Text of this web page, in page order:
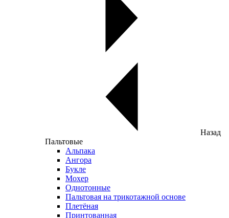
Назад
Пальтовые
Альпака
Ангора
Букле
Мохер
Однотонные
Пальтовая на трикотажной основе
Плетёная
Принтованная